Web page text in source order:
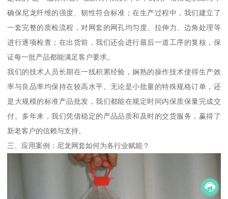
确保尼龙纤维的强度、韧性符合标准；在生产过程中，我们建立了
一套完整的质检流程，对网套的网孔均匀度、拉伸力、边角处理等
进行逐项检查；在出货前，我们还会进行最后一道工序的复核，保
证每一批产品都能满足客户要求。
我们的技术人员长期在一线积累经验，娴熟的操作技术使得生产效
率与良品率均保持在较高水平。无论是小批量的特殊规格订单，还
是大规模的标准产品批发，我们都能在规定时间内保质保量完成交
付。多年来，我们凭借稳定的产品品质和及时的交货服务，赢得了
新老客户的信赖与支持。
三、应用案例：尼龙网套如何为各行业赋能？